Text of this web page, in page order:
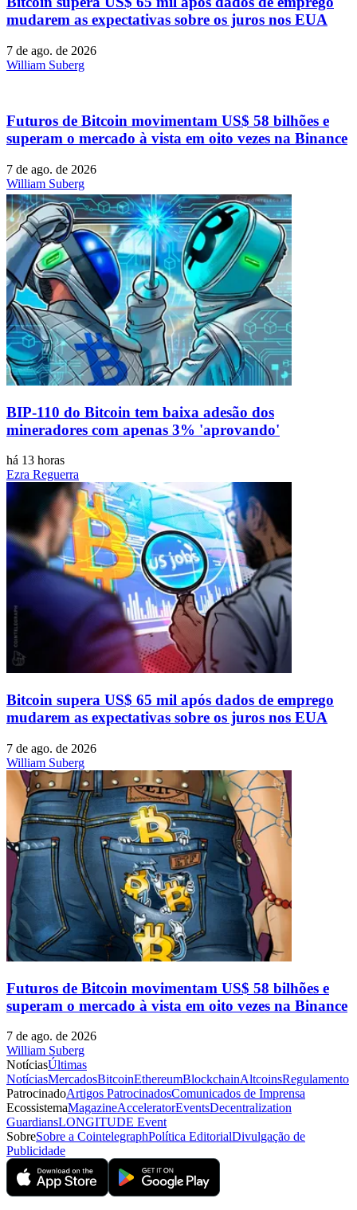
mudarem as expectativas sobre os juros nos EUA
7 de ago. de 2026
William Suberg
Futuros de Bitcoin movimentam US$ 58 bilhões e
superam o mercado à vista em oito vezes na Binance
7 de ago. de 2026
William Suberg
BIP-110 do Bitcoin tem baixa adesão dos
mineradores com apenas 3% 'aprovando'
há 13 horas
Ezra Reguerra
Bitcoin supera US$ 65 mil após dados de emprego
mudarem as expectativas sobre os juros nos EUA
7 de ago. de 2026
William Suberg
Futuros de Bitcoin movimentam US$ 58 bilhões e
superam o mercado à vista em oito vezes na Binance
7 de ago. de 2026
William Suberg
NotíciasÚltimas
NotíciasMercadosBitcoinEthereumBlockchainAltcoinsRegulamento
PatrocinadoArtigos PatrocinadosComunicados de Imprensa
EcossistemaMagazineAcceleratorEventsDecentralization
GuardiansLONGITUDE Event
SobreSobre a CointelegraphPolítica EditorialDivulgação de
Publicidade